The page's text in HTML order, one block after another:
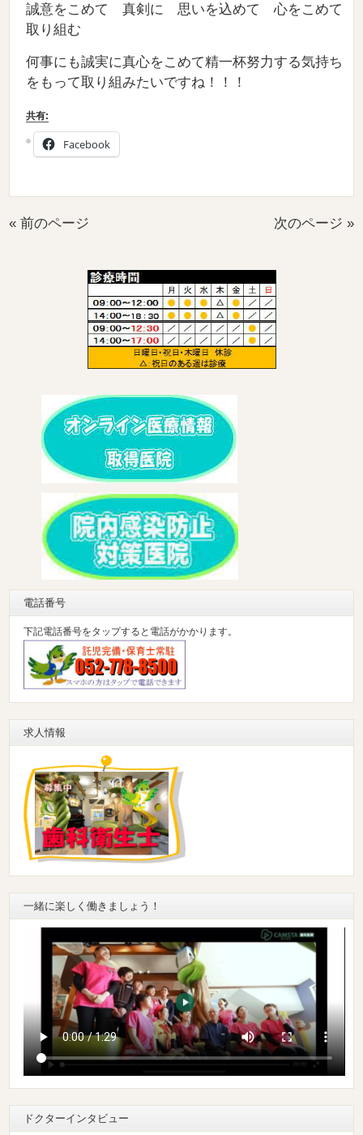
誠意をこめて 真剣に 思いを込めて 心をこめて
取り組む
何事にも誠実に真心をこめて精一杯努力する気持ち
をもって取り組みたいですね！！！
共有:
Facebook
« 前のページ 次のページ »
電話番号
下記電話番号をタップすると電話がかかります。
求人情報
一緒に楽しく働きましょう！
ドクターインタビュー